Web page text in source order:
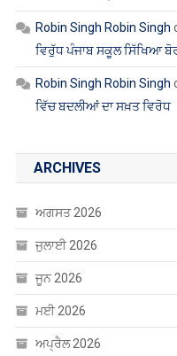
Robin Singh Robin Singh
ਵਿਰੁੱਧ ਪੰਜਾਬ ਸਕੂਲ ਸਿੱਖਿਆ
Robin Singh Robin Singh
ਵਿੱਚ ਬਦਲੀਆਂ ਦਾ ਸਖ਼ਤ ਵਿਰੋਧ
ARCHIVES
ਅਗਸਤ 2026
ਜੁਲਾਈ 2026
ਜੂਨ 2026
ਮਈ 2026
ਅਪ੍ਰੈਲ 2026